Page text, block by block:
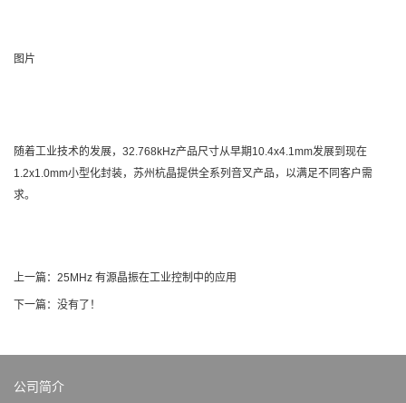
图片
随着工业技术的发展，32.768kHz产品尺寸从早期10.4x4.1mm发展到现在
1.2x1.0mm小型化封装，苏州杭晶提供全系列音叉产品，以满足不同客户需
求。
上一篇： 25MHz 有源晶振在工业控制中的应用
下一篇：没有了！
公司简介